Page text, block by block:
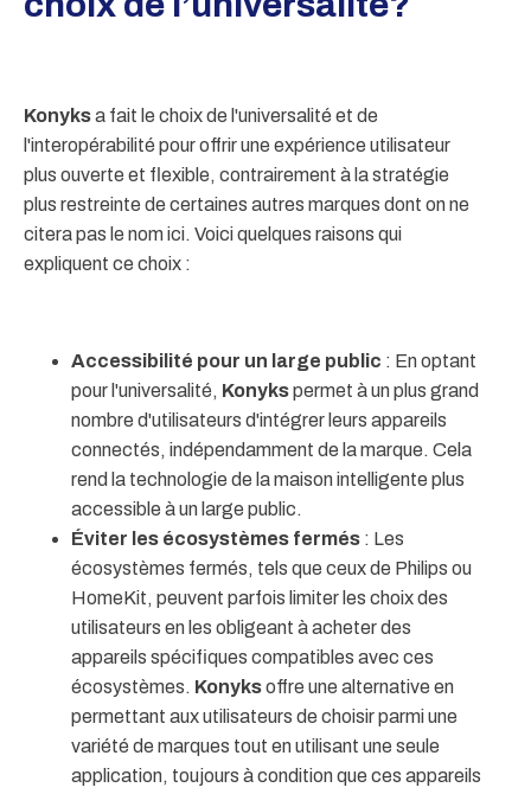
Konyksa fait le choix de l'universalité et de
l'interopérabilité pour offrir une expérience utilisateur
plus ouverte et flexible, contrairement à la stratégie
plus restreinte de certaines autres marques dont on ne
citera pas le nom ici. Voici quelques raisons qui
expliquent ce choix :
Accessibilité pour un large public : En optant
pour l'universalité, Konykspermet à un plus grand
nombre d'utilisateurs d'intégrer leurs appareils
connectés, indépendamment de la marque. Cela
rend la technologie de la maison intelligente plus
accessible à un large public.
Éviter les écosystèmes fermés : Les
écosystèmes fermés, tels que ceux de Philips ou
HomeKit, peuvent parfois limiter les choix des
utilisateurs en les obligeant à acheter des
appareils spécifiques compatibles avec ces
écosystèmes. Konyksoffre une alternative en
permettant aux utilisateurs de choisir parmi une
variété de marques tout en utilisant une seule
application, toujours à condition que ces appareils